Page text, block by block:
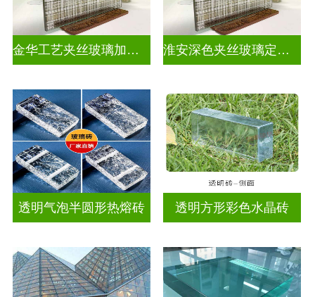
金华工艺夹丝玻璃加工厂家 淮安深色夹丝玻璃定做厂家
透明气泡半圆形热熔砖 透明方形彩色水晶砖